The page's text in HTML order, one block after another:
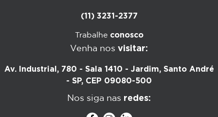
(11) 3231-2377
Trabalhe conosco
Venha nos visitar:
Av. Industrial, 780 - Sala 1410 - Jardim, Santo André
- SP, CEP 09080-500
Nos siga nas redes: